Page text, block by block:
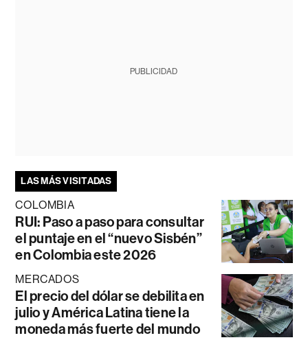
PUBLICIDAD
LAS MÁS VISITADAS
COLOMBIA
RUI: Paso a paso para consultar
el puntaje en el “nuevo Sisbén”
en Colombia este 2026
MERCADOS
El precio del dólar se debilita en
julio y América Latina tiene la
moneda más fuerte del mundo